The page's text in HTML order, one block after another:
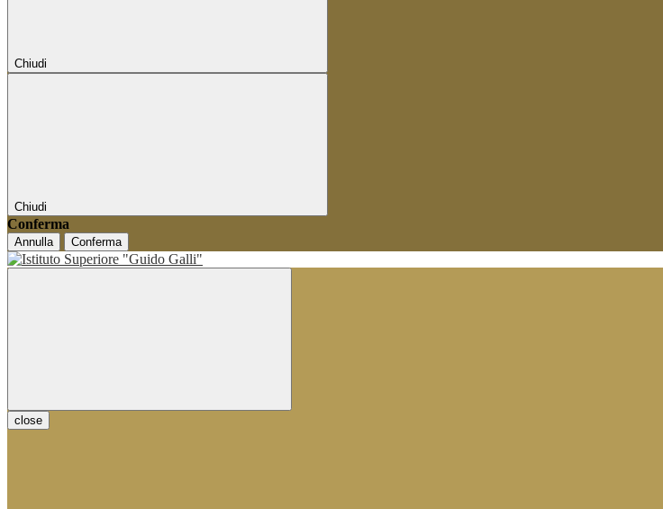
Chiudi
Chiudi
Conferma
Annulla Conferma
close